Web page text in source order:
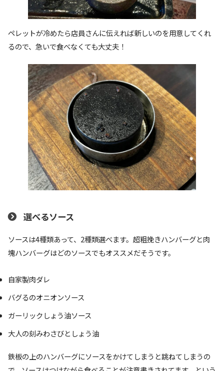
ペレットが冷めたら店員さんに伝えれば新しいのを用意してくれ
るので、急いで食べなくても大丈夫！
選べるソース
ソースは4種類あって、2種類選べます。超粗挽きハンバーグと肉
塊ハンバーグはどのソースでもオススメだそうです。
自家製肉ダレ
バグるのオニオンソース
ガーリックしょう油ソース
大人の刻みわさびとしょう油
鉄板の上のハンバーグにソースをかけてしまうと跳ねてしまうの